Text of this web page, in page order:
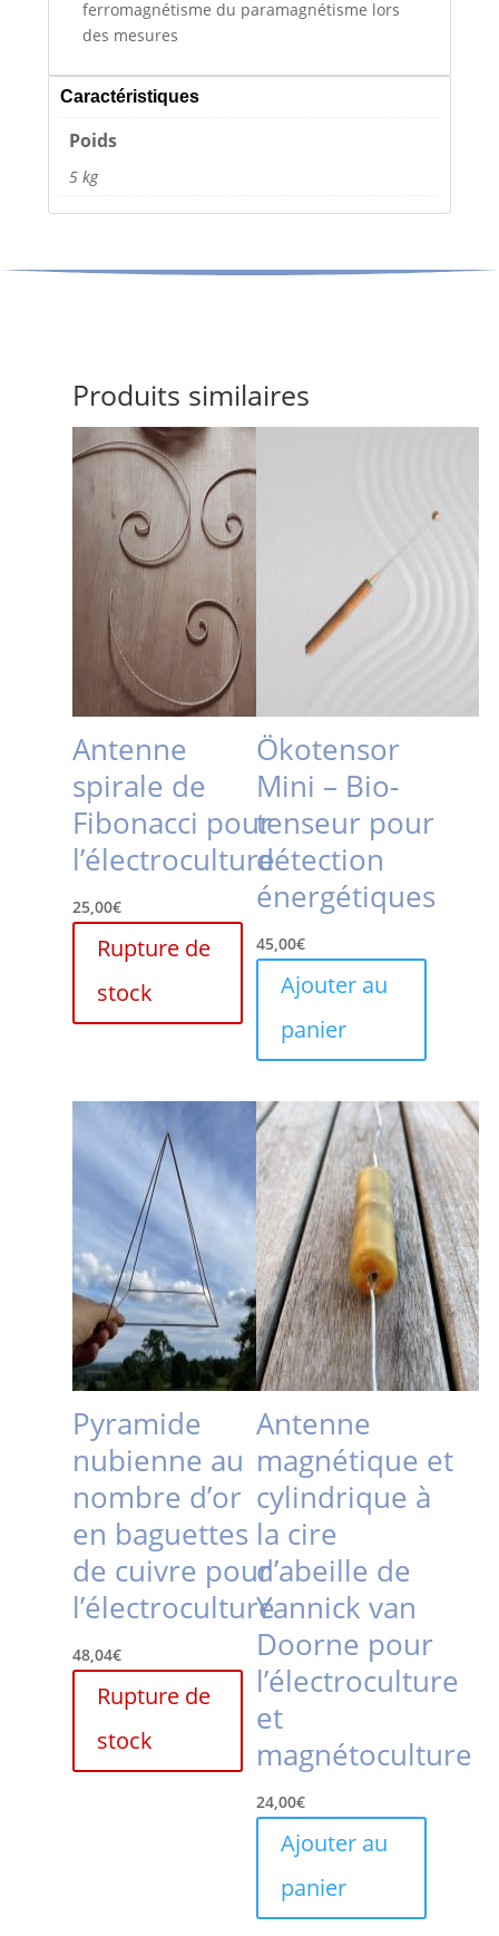
ferromagnétisme du paramagnétisme lors
des mesures
Caractéristiques
Poids
5 kg
Produits similaires
Antenne
spirale de
Fibonacci pour
l’électroculture
25,00€
Rupture de
stock
Ökotensor
Mini – Bio-
tenseur pour
détection
énergétiques
45,00€
Ajouter au
panier
Pyramide
nubienne au
nombre d’or
en baguettes
de cuivre pour
l’électroculture
48,04€
Rupture de
stock
Antenne
magnétique et
cylindrique à
la cire
d’abeille de
Yannick van
Doorne pour
l’électroculture
et
magnétoculture
24,00€
Ajouter au
panier